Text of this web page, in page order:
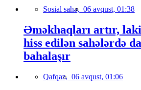
Sosial sahə, 06 avqust, 01:38
Əməkhaqları artır,
hiss edilən sahələrdə
bahalaşır
Qafqaz, 06 avqust, 01:06